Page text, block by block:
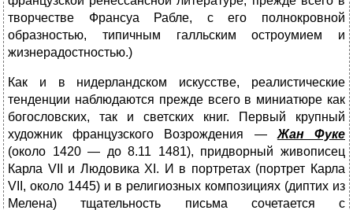
творчестве Франсуа Рабле, с его полнокровной
образностью, типичным галльским остроумием и
жизнерадостностью.)
Как и в нидерландском искусстве, реалистические
тенденции наблюдаются прежде всего в миниатюре как
богословских, так и светских книг. Первый крупный
художник французского Возрождения — Жан Фуке
(около 1420 — до 8.11 1481), придворный жи­вописец
Карла VII и Людовика XI. И в портретах (портрет Карла
VII, около 1445) и в религиозных композициях (диптих из
Мелена) тщательность письма сочетается с